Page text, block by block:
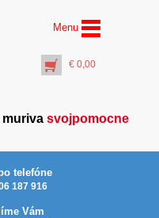
Menu
€ 0,00
muriva svojpomocne
telefóne
187 916
Vám